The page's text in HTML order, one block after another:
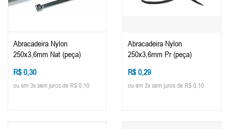
Abracadeira Nylon
250x3,6mm Nat (peça)
R$ 0,30
ou em 3x sem juros de R$ 0,10
Abracadeira Nylon
250x3,6mm Pr (peça)
R$ 0,29
ou em 3x sem juros de R$ 0,10